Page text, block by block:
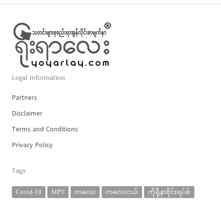
Legal Information
Partners
Disclaimer
Terms and Conditions
Privacy Policy
Tags
Covid-19 MPT ကလေး ကလေးငယ် ကိုရိုနာဗိုင်းရပ်စ်